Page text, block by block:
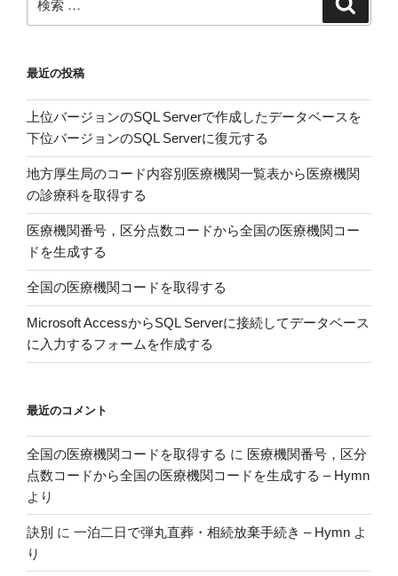
ブ
ク
ト
を
ソ
ー
ト
で
き
な
か
っ
た
話”
の
索:
最近の投稿
上位バージョンのSQL Serverで作成したデータベースを
下位バージョンのSQL Serverに復元する
地方厚生局のコード内容別医療機関一覧表から医療機関
の診療科を取得する
医療機関番号，区分点数コードから全国の医療機関コー
ドを生成する
全国の医療機関コードを取得する
Microsoft AccessからSQL Serverに接続してデータベース
に入力するフォームを作成する
最近のコメント
全国の医療機関コードを取得する に 医療機関番号，区分
点数コードから全国の医療機関コードを生成する – Hymn
より
訣別 に 一泊二日で弾丸直葬・相続放棄手続き – Hymn よ
り